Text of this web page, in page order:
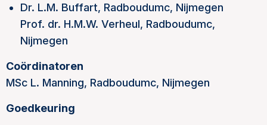
Dr. L.M. Buffart, Radboudumc, Nijmegen
Prof. dr. H.M.W. Verheul, Radboudumc,
Nijmegen
Coördinatoren
MSc L. Manning, Radboudumc, Nijmegen
Goedkeuring